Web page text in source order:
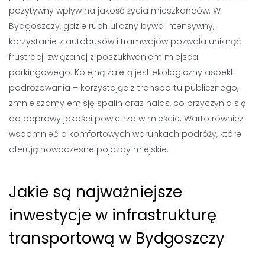
pozytywny wpływ na jakość życia mieszkańców. W
Bydgoszczy, gdzie ruch uliczny bywa intensywny,
korzystanie z autobusów i tramwajów pozwala uniknąć
frustracji związanej z poszukiwaniem miejsca
parkingowego. Kolejną zaletą jest ekologiczny aspekt
podróżowania – korzystając z transportu publicznego,
zmniejszamy emisję spalin oraz hałas, co przyczynia się
do poprawy jakości powietrza w mieście. Warto również
wspomnieć o komfortowych warunkach podróży, które
oferują nowoczesne pojazdy miejskie.
Jakie są najważniejsze
inwestycje w infrastrukturę
transportową w Bydgoszczy